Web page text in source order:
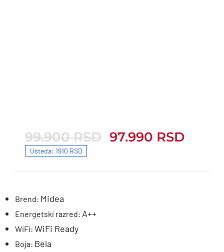
99.900RSD
99.900 RSD. 97.990 RSD
97.990 RSD.
Ušteda: 1910 RSD
Brend: Midea
Energetski razred: A++
WiFi: WiFi Ready
Boja: Bela